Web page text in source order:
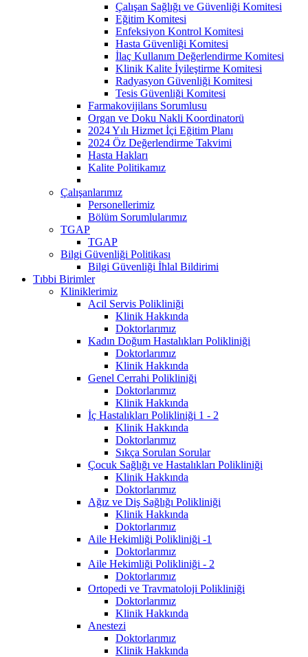
Çalışan Sağlığı ve Güvenliği Komitesi
Eğitim Komitesi
Enfeksiyon Kontrol Komitesi
Hasta Güvenliği Komitesi
İlaç Kullanım Değerlendirme Komitesi
Klinik Kalite İyileştirme Komitesi
Radyasyon Güvenliği Komitesi
Tesis Güvenliği Komitesi
Farmakovijilans Sorumlusu
Organ ve Doku Nakli Koordinatorü
2024 Yılı Hizmet İçi Eğitim Planı
2024 Öz Değerlendirme Takvimi
Hasta Hakları
Kalite Politikamız
Çalışanlarımız
Personellerimiz
Bölüm Sorumlularımız
TGAP
TGAP
Bilgi Güvenliği Politikası
Bilgi Güvenliği İhlal Bildirimi
Tıbbi Birimler
Kliniklerimiz
Acil Servis Polikliniği
Klinik Hakkında
Doktorlarımız
Kadın Doğum Hastalıkları Polikliniği
Doktorlarımız
Klinik Hakkında
Genel Cerrahi Polikliniği
Doktorlarımız
Klinik Hakkında
İç Hastalıkları Polikliniği 1 - 2
Klinik Hakkında
Doktorlarımız
Sıkça Sorulan Sorular
Çocuk Sağlığı ve Hastalıkları Polikliniği
Klinik Hakkında
Doktorlarımız
Ağız ve Diş Sağlığı Polikliniği
Klinik Hakkında
Doktorlarımız
Aile Hekimliği Polikliniği -1
Doktorlarımız
Aile Hekimliği Polikliniği - 2
Doktorlarımız
Ortopedi ve Travmatoloji Polikliniği
Doktorlarımız
Klinik Hakkında
Anestezi
Doktorlarımız
Klinik Hakkında